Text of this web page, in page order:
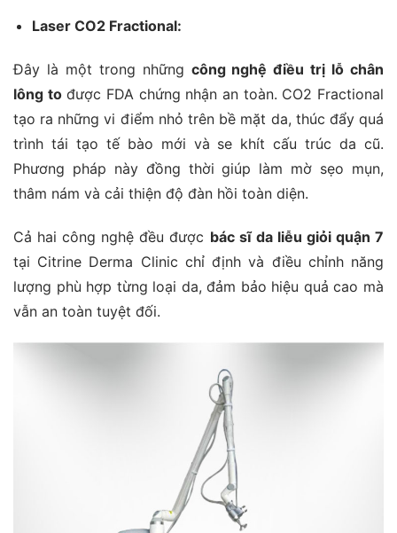
Laser CO2 Fractional:
Đây là một trong những công nghệ điều trị lỗ chân
lông tođược FDA chứng nhận an toàn. CO2 Fractional
tạo ra những vi điểm nhỏ trên bề mặt da, thúc đẩy quá
trình tái tạo tế bào mới và se khít cấu trúc da cũ.
Phương pháp này đồng thời giúp làm mờ sẹo mụn,
thâm nám và cải thiện độ đàn hồi toàn diện.
Cả hai công nghệ đều được bác sĩ da liễu giỏi quận 7
tại Citrine Derma Clinic chỉ định và điều chỉnh năng
lượng phù hợp từng loại da, đảm bảo hiệu quả cao mà
vẫn an toàn tuyệt đối.